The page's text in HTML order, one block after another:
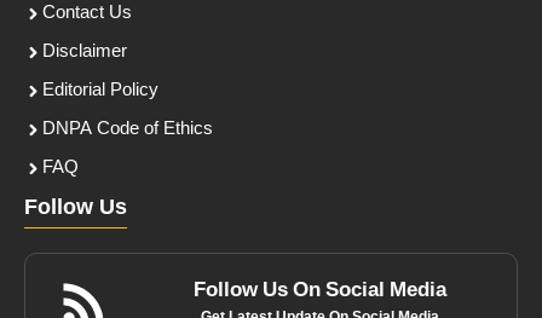
Contact Us
Disclaimer
Editorial Policy
DNPA Code of Ethics
FAQ
Follow Us
Follow Us On Social Media